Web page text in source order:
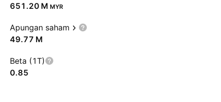
‪651.20 M‬ MYR
Apungan saham
‪49.77 M‬
Beta (1T)
0.85